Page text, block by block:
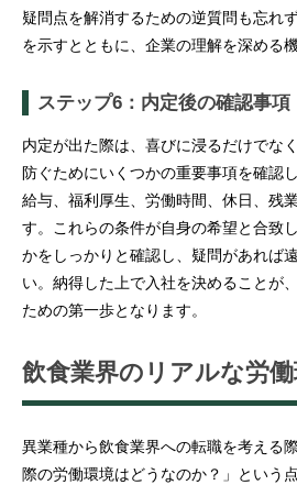
疑問点を解消するための逆質問も忘れ
を示すとともに、企業の理解を深める
ステップ6：内定後の確認事項
内定が出た際は、喜びに浸るだけでな
防ぐためにいくつかの重要事項を確認
給与、福利厚生、労働時間、休日、残
す。これらの条件が自身の希望と合致
かをしっかりと確認し、疑問があれば
い。納得した上で入社を決めることが
ための第一歩となります。
飲食業界のリアルな労
異業種から飲食業界への転職を考える
際の労働環境はどうなのか？」という